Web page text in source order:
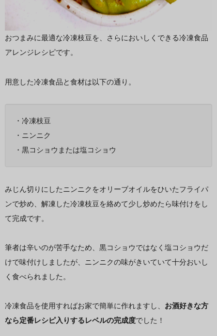
おつまみに最適な冷凍枝豆を、さらにおいしくできる冷凍食品
アレンジレシピです。
用意した冷凍食品と食材は以下の通り。
・冷凍枝豆
・ニンニク
・黒コショウまたは塩コショウ
みじん切りにしたニンニクをオリーブオイルをひいたフライパ
ンで炒め、解凍した冷凍枝豆を絡めて少し炒めたら味付けをし
て完成です。
筆者は辛いのが苦手なため、黒コショウではなく塩コショウだ
けで味付けしましたが、ニンニクの味がきいていて十分おいし
く食べられました。
冷凍食品を使用すればお家で簡単に作れますし、 お酒好きな方
なら定番レシピ入りするレベルの完成度でした！